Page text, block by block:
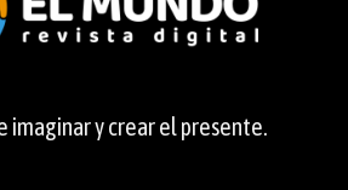
imaginar y crear el presente.